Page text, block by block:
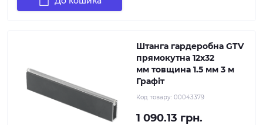
Штанга гардеробна GTV
прямокутна 12х32
мм товщина 1.5 мм 3 м
Графіт
Код товару: 00043379
1 090.13 грн.